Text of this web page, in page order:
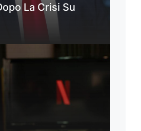
La Crisi Su